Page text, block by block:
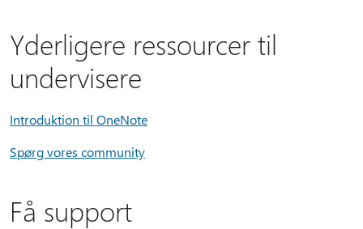
Yderligere ressourcer til
undervisere
Introduktion til OneNote
Spørg vores community
Få support